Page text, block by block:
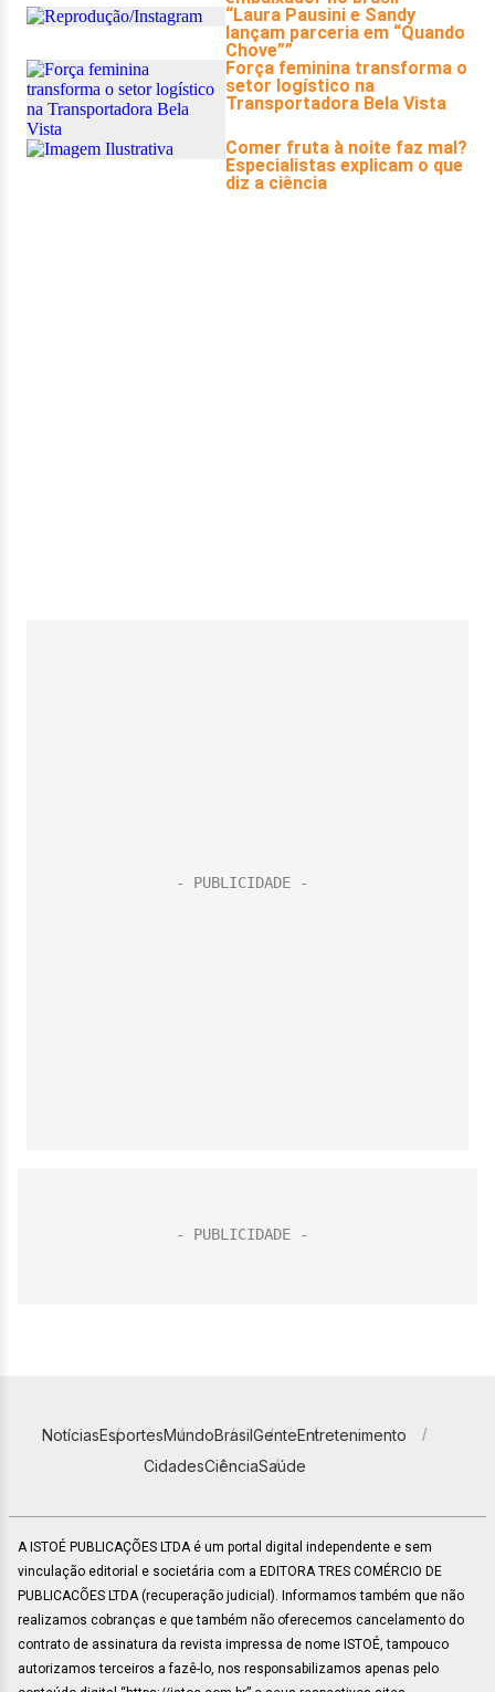
NotíciasEsportesMundoBrasilGenteEntretenimento
CidadesCiênciaSaúde
A ISTOÉ PUBLICAÇÕES LTDA é um portal digital independente e sem
vinculação editorial e societária com a EDITORA TRES COMÉRCIO DE
PUBLICACÕES LTDA (recuperação judicial). Informamos também que não
realizamos cobranças e que também não oferecemos cancelamento do
contrato de assinatura da revista impressa de nome ISTOÉ, tampouco
autorizamos terceiros a fazê-lo, nos responsabilizamos apenas pelo